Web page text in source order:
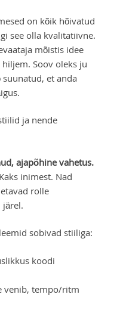
on kõik hõivatud
see olla kvalitatiivne.
mõistis idee
Soov oleks ju
suunatud, et anda
ja nende
ajapõhine vahetus.
inimest. Nad
rolle
järel.
sobivad stiiliga:
koodi
venib, tempo/ritm